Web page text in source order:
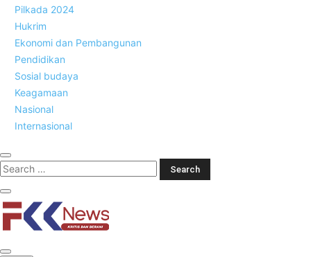
Pilkada 2024
Hukrim
Ekonomi dan Pembangunan
Pendidikan
Sosial budaya
Keagamaan
Nasional
Internasional
FKK News